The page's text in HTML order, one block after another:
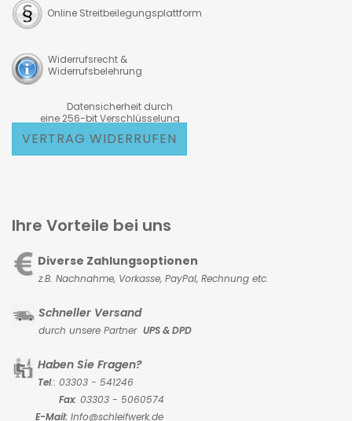
Online Streitbeilegungsplattform
Widerrufsrecht &
Widerrufsbelehrung
Datensicherheit durch
eine 256-bit Verschlüsselung
VERTRAG WIDERRUFEN
Ihre Vorteile bei uns
Diverse Zahlungsoptionen
z.B. Nachnahme, Vorkasse, PayPal, Rechnung etc.
Schneller Versand
durch unsere Partner UPS & DPD
Haben Sie Fragen?
Tel.: 03303 - 541246
Fax: 03303 - 5060574
E-Mail: Info@schleifwerk.de